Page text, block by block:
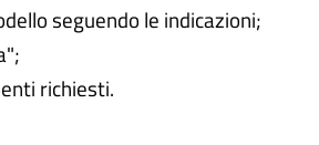
seguendo le indicazioni;
richiesti.